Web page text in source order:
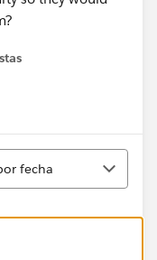
fecha